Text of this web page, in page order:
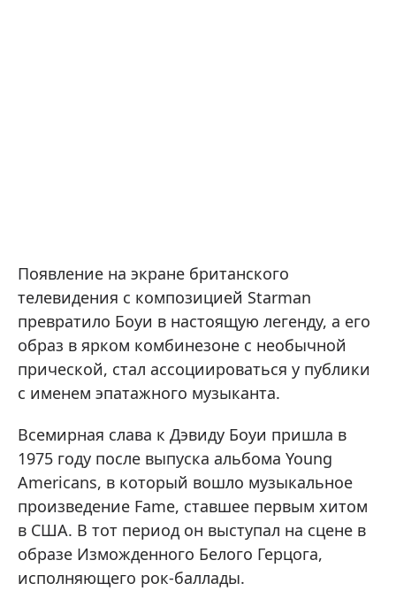
Появление на экране британского
телевидения с композицией Starman
превратило Боуи в настоящую легенду, а его
образ в ярком комбинезоне с необычной
прической, стал ассоциироваться у публики
с именем эпатажного музыканта.
Всемирная слава к Дэвиду Боуи пришла в
1975 году после выпуска альбома Young
Americans, в который вошло музыкальное
произведение Fame, ставшее первым хитом
в США. В тот период он выступал на сцене в
образе Изможденного Белого Герцога,
исполняющего рок-баллады.